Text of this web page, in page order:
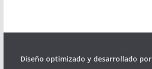
Diseño optimizado y desarrollado por